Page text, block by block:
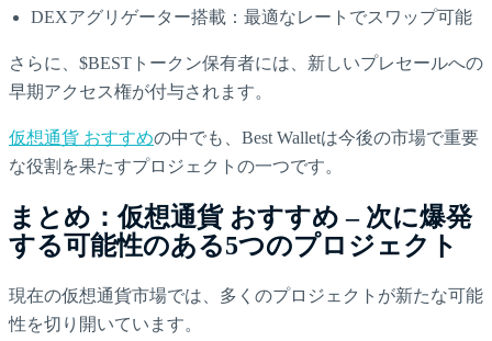
DEXアグリゲーター搭載：最適なレートでスワップ可能
さらに、$BESTトークン保有者には、新しいプレセールへの
早期アクセス権が付与されます。
仮想通貨 おすすめの中でも、Best Walletは今後の市場で重要
な役割を果たすプロジェクトの一つです。
まとめ：仮想通貨 おすすめ – 次に爆発
する可能性のある5つのプロジェクト
現在の仮想通貨市場では、多くのプロジェクトが新たな可能
性を切り開いています。